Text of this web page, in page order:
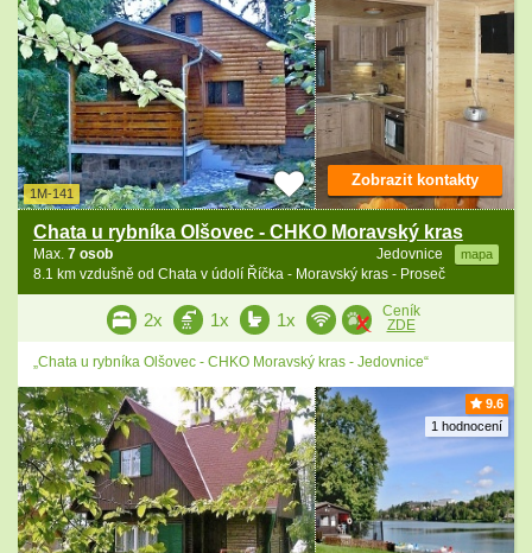
1M-141
Chata u rybníka Olšovec - CHKO Moravský kras
Jedovnice mapa
Max. 7 osob
8.1 km vzdušně od Chata v údolí Říčka - Moravský kras - Proseč
Zobrazit kontakty
2x 1x 1x
Ceník
ZDE
„Chata u rybníka Olšovec - CHKO Moravský kras - Jedovnice“
9.6
1 hodnocení